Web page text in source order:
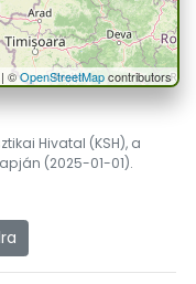
©OpenStreetMapcontributors
Hivatal (KSH), a
(2025-01-01).